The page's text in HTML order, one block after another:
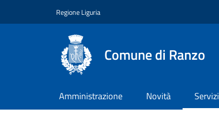
Regione Liguria
Comune di Ranzo
Amministrazione Novità Servizi